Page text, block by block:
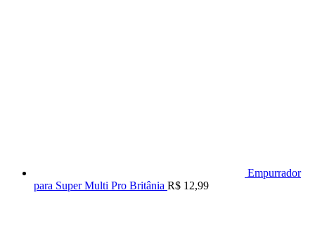
Empurrador
para Super Multi Pro Britânia R$ 12,99